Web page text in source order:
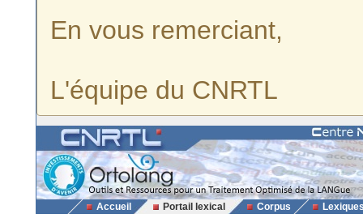
En vous remerciant,
L'équipe du CNRTL
Accueil Portail lexical Corpus